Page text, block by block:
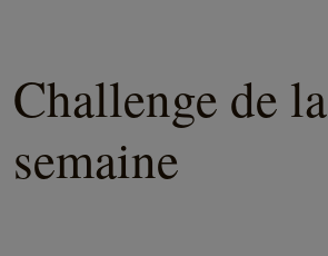
Challenge de la
semaine